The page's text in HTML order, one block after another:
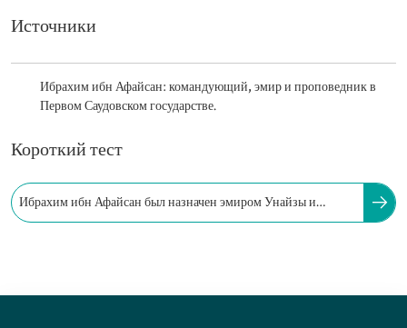
Источники
Ибрахим ибн Афайсан: командующий, эмир и проповедник в
Первом Саудовском государстве.
Короткий тест
Ибрахим ибн Афайсан был назначен эмиром Унайзы и